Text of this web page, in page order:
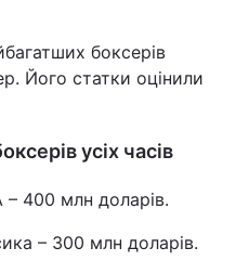
боксерів
Його статки оцінили
усіх часів
400 млн доларів.
– 300 млн доларів.